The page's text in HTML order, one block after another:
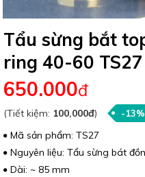
Tẩu sừng bắt
ring 40-60 TS27
650.000đ
(Tiết kiệm: 100,000đ) -13%
Mã sản phẩm: TS27
Nguyên liệu: Tẩu sừng bát
Dài: ~ 85 mm